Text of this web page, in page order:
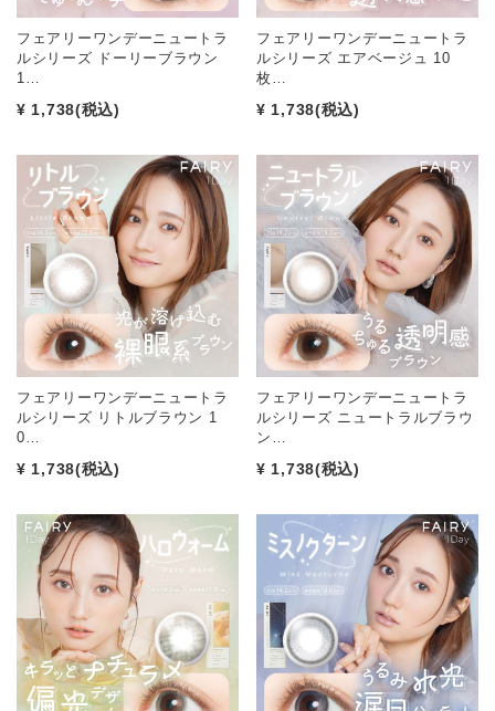
フェアリーワンデーニュートラ
ルシリーズ ドーリーブラウン
1…
¥ 1,738(税込)
フェアリーワンデーニュートラ
ルシリーズ エアベージュ 10
枚…
¥ 1,738(税込)
フェアリーワンデーニュートラ
ルシリーズ リトルブラウン 1
0…
¥ 1,738(税込)
フェアリーワンデーニュートラ
ルシリーズ ニュートラルブラウ
ン…
¥ 1,738(税込)